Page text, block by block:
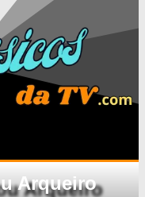
Arqueiro